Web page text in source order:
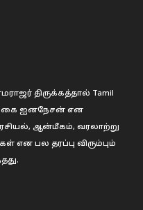
திருக்கத்தால் Tamil
ஐனநேசன் என
ஆன்மீகம், வரலாற்று
என பல தரப்பு விரும்பும்